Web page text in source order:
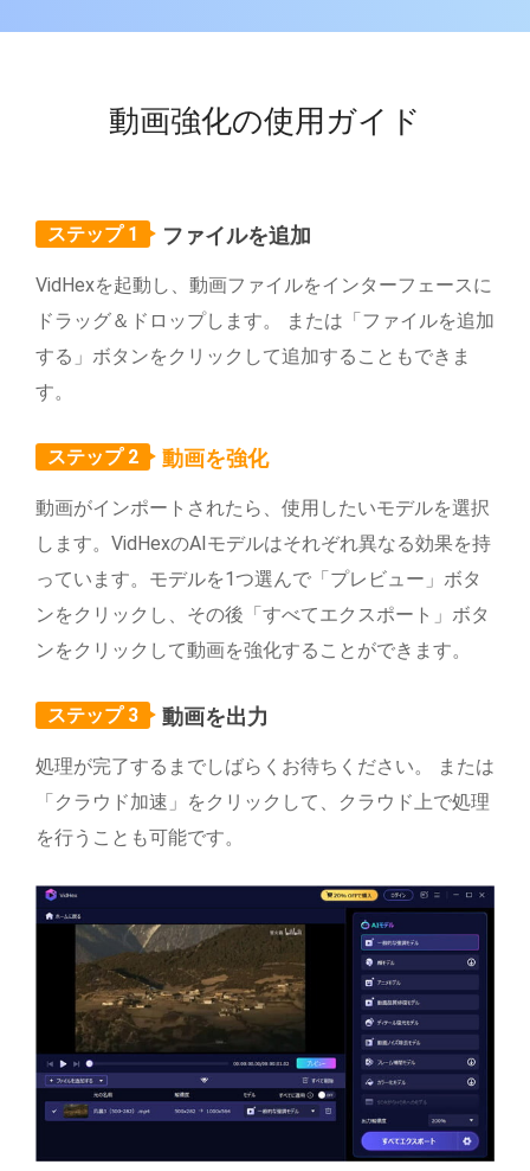
動画強化の使用ガイド
ステップ 1 ファイルを追加
VidHexを起動し、動画ファイルをインターフェースに
ドラッグ＆ドロップします。 または「ファイルを追加
する」ボタンをクリックして追加することもできま
す。
ステップ 2 動画を強化
動画がインポートされたら、使用したいモデルを選択
します。VidHexのAIモデルはそれぞれ異なる効果を持
っています。モデルを1つ選んで「プレビュー」ボタ
ンをクリックし、その後「すべてエクスポート」ボタ
ンをクリックして動画を強化することができます。
ステップ 3 動画を出力
処理が完了するまでしばらくお待ちください。 または
「クラウド加速」をクリックして、クラウド上で処理
を行うことも可能です。